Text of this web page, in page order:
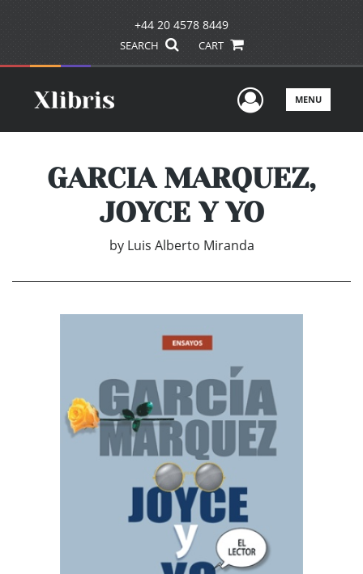
+44 20 4578 8449
SEARCH CART
UserMENU
GARCIA MARQUEZ,
JOYCE Y YO
by Luis Alberto Miranda